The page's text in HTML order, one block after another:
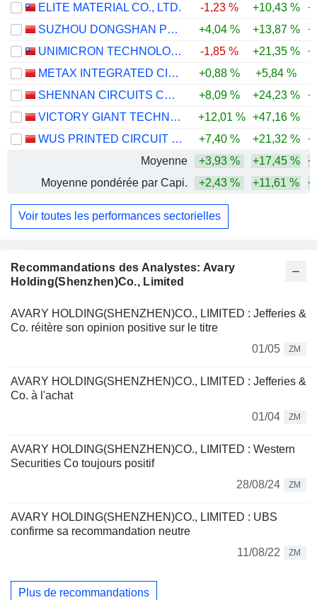
Recommandations des Analystes: Avary
Holding(Shenzhen)Co., Limited
AVARY HOLDING(SHENZHEN)CO., LIMITED : Jefferies &
Co. réitère son opinion positive sur le titre
01/05
ZM
AVARY HOLDING(SHENZHEN)CO., LIMITED : Jefferies &
Co. à l'achat
01/04
ZM
AVARY HOLDING(SHENZHEN)CO., LIMITED : Western
Securities Co toujours positif
28/08/24
ZM
AVARY HOLDING(SHENZHEN)CO., LIMITED : UBS
confirme sa recommandation neutre
11/08/22
ZM
Plus de recommandations
ELITE MATERIAL CO., LTD.
-1,23 % +10,43 %
SUZHOU DONGSHAN PRECISION MANUFACTURING CO., LTD.
+4,04 % +13,87 %
UNIMICRON TECHNOLOGY CORP.
-1,85 % +21,35 %
METAX INTEGRATED CIRCUITS (SHANGHAI) CO., LTD.
+0,88 %
+5,84 %
SHENNAN CIRCUITS CO., LTD.
+8,09 % +24,23 %
VICTORY GIANT TECHNOLOGY (HUIZHOU) CO.,LTD
+12,01 % +47,16 %
WUS PRINTED CIRCUIT (KUNSHAN) CO., LTD.
+7,40 % +21,32 %
Moyenne
+3,93 % +17,45 %
Moyenne pondérée par Capi.
+2,43 % +11,61 %
Voir toutes les performances sectorielles